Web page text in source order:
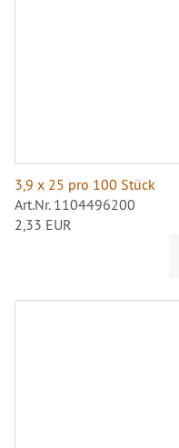
3,9 x 25 pro 100 Stück
Art.Nr. 1104496200
2,33 EUR